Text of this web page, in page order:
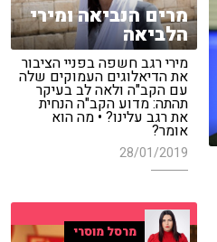
מרים הנביאה ומירי
הלביאה
מירי רגב חשפה בפניי הציבור
את הדיאלוגים העמוקים שלה
עם הקב"ה ולאה לב בעיקר
תהתה: מדוע הקב"ה הנחית
את רגב עלינו? • מה הוא
אומר?
28/01/2019
מרסל מוסרי